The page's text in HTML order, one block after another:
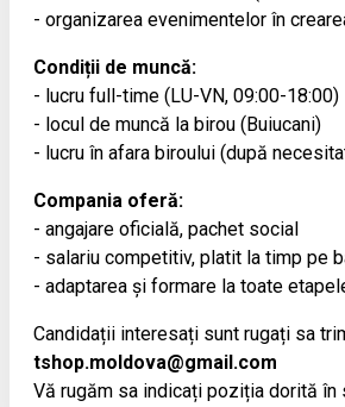
- organizarea evenimentelor în
Condiții de muncă:
- lucru full-time (LU-VN, 09:00-18:00)
- locul de muncă la birou (Buiucani)
- lucru în afara biroului (după
Compania oferă:
- angajare oficială, pachet social
- salariu competitiv, platit la timp pe
- adaptarea și formare la toate
Candidații interesați sunt rugați sa
tshop.moldova@gmail.com
Vă rugăm sa indicați poziția dorită